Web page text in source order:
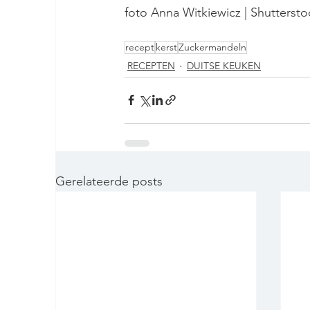
foto Anna Witkiewicz |
receptkerstZuckermandeln
RECEPTEN
DUITSE KEUKEN
Gerelateerde posts